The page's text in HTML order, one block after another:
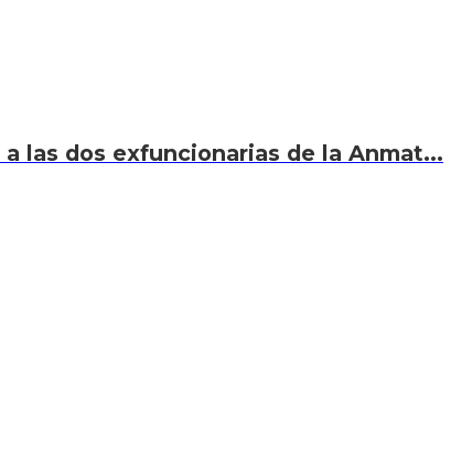
las dos exfuncionarias de la Anmat...